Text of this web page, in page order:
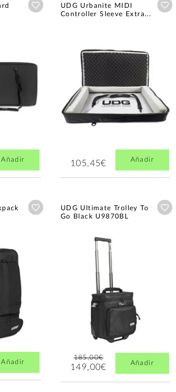
Añadir a wishlist
Añadir
UDG Urbanite MIDI
Controller Sleeve Extra...
105,45€ Añadir
Añadir a wishlist
Añadir
UDG Ultimate Trolley To
Go Black U9870BL
185,00€
149,00€ Añadir